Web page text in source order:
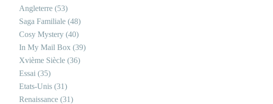
Angleterre (53)
Saga Familiale (48)
Cosy Mystery (40)
In My Mail Box (39)
Xvième Siècle (36)
Essai (35)
Etats-Unis (31)
Renaissance (31)